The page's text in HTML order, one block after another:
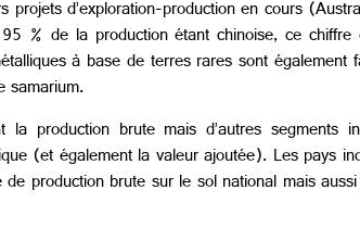
d’exploration-production en cours
% de la production étant chinoise, ce chiffre
à base de terres rares sont également
samarium.
production brute mais d’autres segments
(et également la valeur ajoutée). Les pays
production brute sur le sol national mais